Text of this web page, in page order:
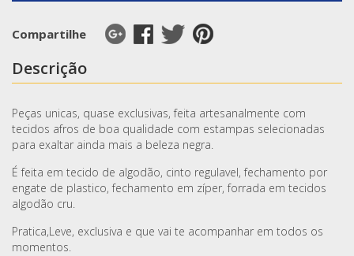
Compartilhe
Descrição
Peças unicas, quase exclusivas, feita artesanalmente com
tecidos afros de boa qualidade com estampas selecionadas
para exaltar ainda mais a beleza negra.
É feita em tecido de algodão, cinto regulavel, fechamento por
engate de plastico, fechamento em zíper, forrada em tecidos
algodão cru.
Pratica,Leve, exclusiva e que vai te acompanhar em todos os
momentos.